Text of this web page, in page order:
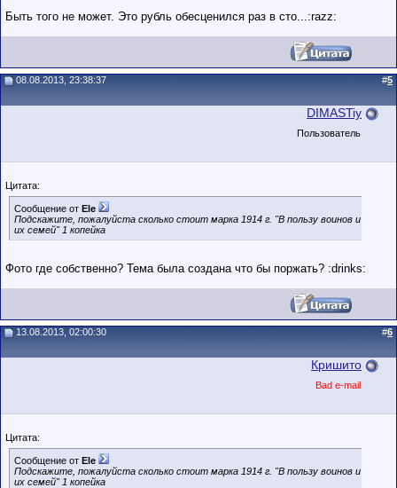
Быть того не может. Это рубль обесценился раз в сто...:razz:
08.08.2013, 23:38:37 #5
DIMASTiy
Пользователь
Цитата:
Сообщение от Ele
Подскажите, пожалуйста сколько стоит марка 1914 г. "В пользу воинов и
их семей" 1 копейка
Фото где собственно? Тема была создана что бы поржать? :drinks:
13.08.2013, 02:00:30 #6
Кришито
Bad e-mail
Цитата:
Сообщение от Ele
Подскажите, пожалуйста сколько стоит марка 1914 г. "В пользу воинов и
их семей" 1 копейка